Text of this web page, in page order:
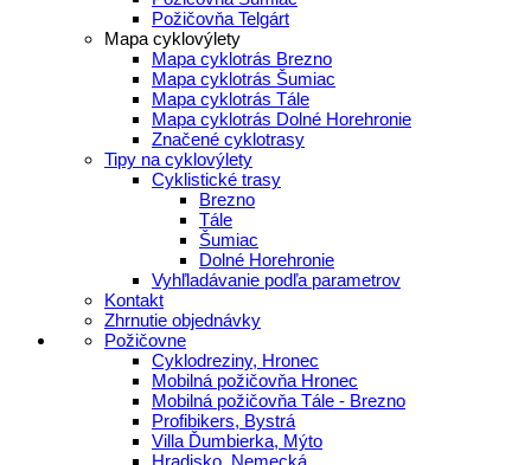
Požičovňa Telgárt
Mapa cyklovýlety
Mapa cyklotrás Brezno
Mapa cyklotrás Šumiac
Mapa cyklotrás Tále
Mapa cyklotrás Dolné Horehronie
Značené cyklotrasy
Tipy na cyklovýlety
Cyklistické trasy
Brezno
Tále
Šumiac
Dolné Horehronie
Vyhľladávanie podľa parametrov
Kontakt
Zhrnutie objednávky
Požičovne
Cyklodreziny, Hronec
Mobilná požičovňa Hronec
Mobilná požičovňa Tále - Brezno
Profibikers, Bystrá
Villa Ďumbierka, Mýto